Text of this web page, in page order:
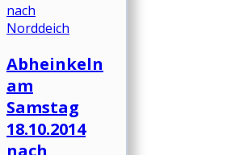
Abheinkeln
am
Samstag
18.10.2014
nach